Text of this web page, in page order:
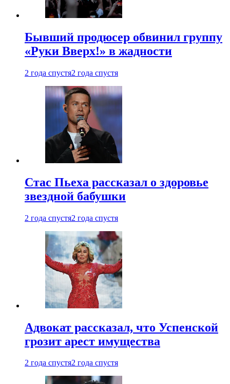
Бывший продюсер обвинил группу
«Руки Вверх!» в жадности
2 года спустя2 года спустя
Стас Пьеха рассказал о здоровье
звездной бабушки
2 года спустя2 года спустя
Адвокат рассказал, что Успенской
грозит арест имущества
2 года спустя2 года спустя